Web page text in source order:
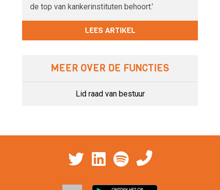
de top van kankerinstituten behoort.’
LEES ARTIKEL
MEER OVER DE FUNCTIES
Lid raad van bestuur